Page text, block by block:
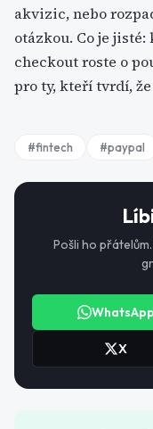
akvizic, nebo
otázkou. Co je
checkout roste o
pro ty, kteří tvrdí,
#fintech #paypal
Pošli ho
WhatsApp
X